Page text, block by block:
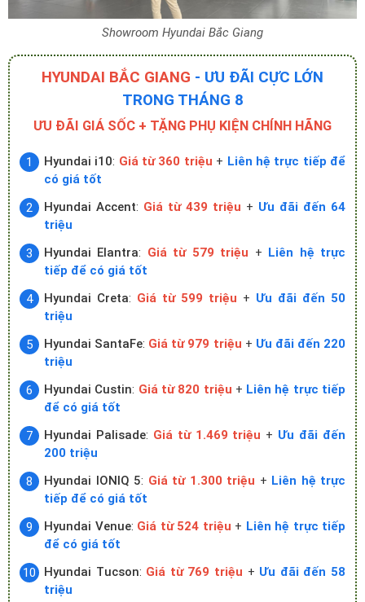
Showroom Hyundai Bắc Giang
HYUNDAI BẮC GIANG - ƯU ĐÃI CỰC LỚN
TRONG THÁNG 8
ƯU ĐÃI GIÁ SỐC + TẶNG PHỤ KIỆN CHÍNH HÃNG
Hyundai i10: Giá từ 360 triệu + Liên hệ trực tiếp để
có giá tốt
Hyundai Accent: Giá từ 439 triệu + Ưu đãi đến 64
triệu
Hyundai Elantra: Giá từ 579 triệu + Liên hệ trực
tiếp để có giá tốt
Hyundai Creta: Giá từ 599 triệu + Ưu đãi đến 50
triệu
Hyundai SantaFe: Giá từ 979 triệu + Ưu đãi đến 220
triệu
Hyundai Custin: Giá từ 820 triệu + Liên hệ trực tiếp
để có giá tốt
Hyundai Palisade: Giá từ 1.469 triệu + Ưu đãi đến
200 triệu
Hyundai IONIQ 5: Giá từ 1.300 triệu + Liên hệ trực
tiếp để có giá tốt
Hyundai Venue: Giá từ 524 triệu + Liên hệ trực tiếp
để có giá tốt
Hyundai Tucson: Giá từ 769 triệu + Ưu đãi đến 58
triệu